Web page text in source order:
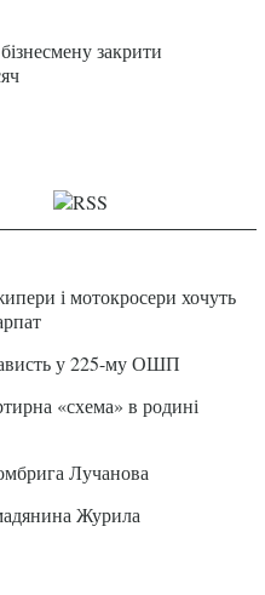
закрити
і мотокросери хочуть
у 225-му ОШП
«схема» в родині
Лучанова
Журила